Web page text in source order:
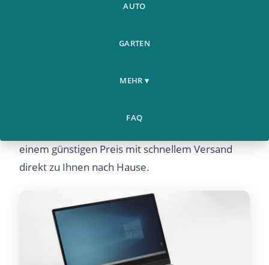
AUTO
GARTEN
MEHR ▾
FAQ
Zubehor Schalthebel
Schalthebel – Entdecken Sie dieses beliebte
einem günstigen Preis mit schnellem Versand
direkt zu Ihnen nach Hause.